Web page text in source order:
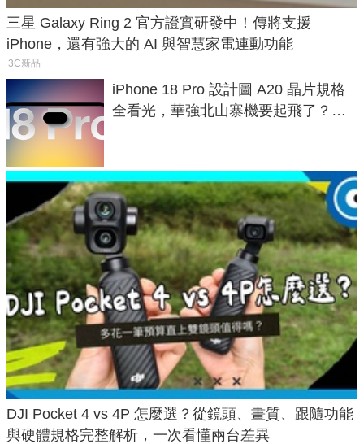
三星 Galaxy Ring 2 官方證實研發中！傳將支援
iPhone，還有強大的 AI 與智慧家電連動功能
3C新品
iPhone 18 Pro 設計圖 A20 晶片規格
全看光，華強北山寨機要起飛了？專
DJI Pocket 4 vs 4P 怎麼選？從鏡頭、畫質、跟隨功能
與硬體規格完整解析，一次看懂兩台差異